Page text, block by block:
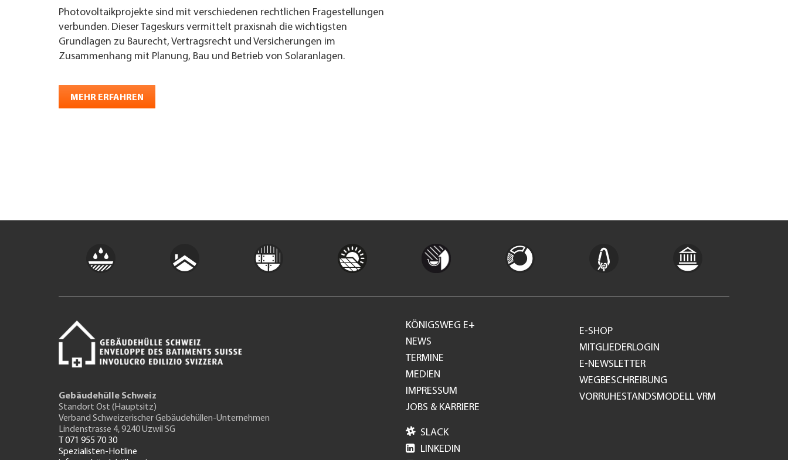
Photovoltaikprojekte sind mit verschiedenen rechtlichen Fragestellungen
verbunden. Dieser Tageskurs vermittelt praxisnah die wichtigsten
Grundlagen zu Baurecht, Vertragsrecht und Versicherungen im
Zusammenhang mit Planung, Bau und Betrieb von Solaranlagen.
MEHR ERFAHREN
Gebäudehülle Schweiz
Standort Ost (Hauptsitz)
Verband Schweizerischer Gebäudehüllen-Unternehmen
Lindenstrasse 4, 9240 Uzwil SG
T 071 955 70 30
Spezialisten-Hotline
Footer
GH
KÖNIGSWEG E+
NEWS
TERMINE
MEDIEN
IMPRESSUM
JOBS & KARRIERE
E-SHOP
MITGLIEDERLOGIN
E-NEWSLETTER
WEGBESCHREIBUNG
VORRUHESTANDSMODELL VRM
 SLACK
 LINKEDIN